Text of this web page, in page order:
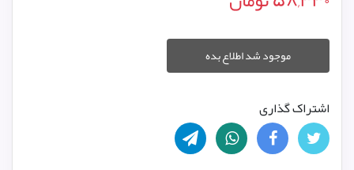
موجود شد اطلاع بده
اشتراک گذاری